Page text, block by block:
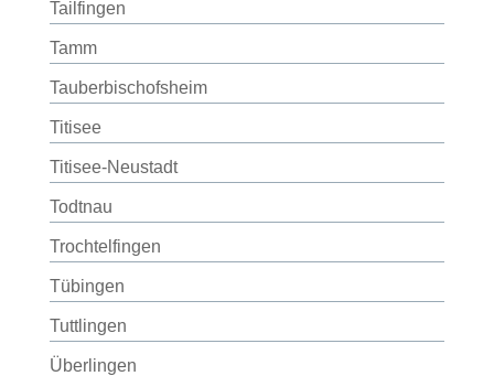
Tailfingen
Tamm
Tauberbischofsheim
Titisee
Titisee-Neustadt
Todtnau
Trochtelfingen
Tübingen
Tuttlingen
Überlingen